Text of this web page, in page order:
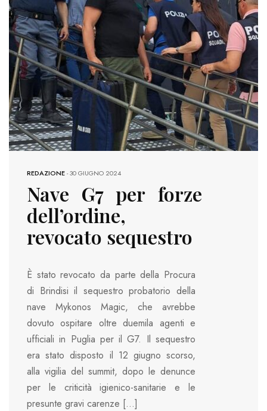
REDAZIONE-30 GIUGNO 2024
Nave G7 per forze
dell’ordine,
revocato sequestro
È stato revocato da parte della Procura
di Brindisi il sequestro probatorio della
nave Mykonos Magic, che avrebbe
dovuto ospitare oltre duemila agenti e
ufficiali in Puglia per il G7. Il sequestro
era stato disposto il 12 giugno scorso,
alla vigilia del summit, dopo le denunce
per le criticità igienico-sanitarie e le
presunte gravi carenze […]